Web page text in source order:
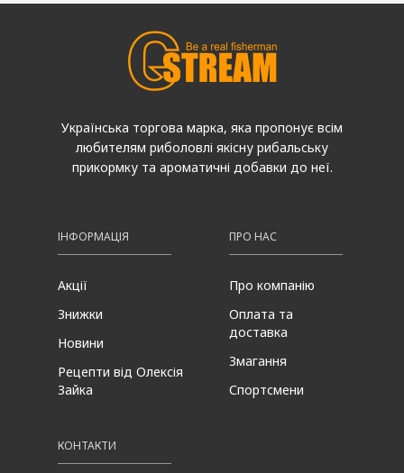
Українська торгова марка, яка пропонує всім
любителям риболовлі якісну рибальську
прикормку та ароматичні добавки до неї.
ІНФОРМАЦІЯ
Акції
Знижки
Новини
Рецепти від Олексія
Зайка
ПРО НАС
Про компанію
Оплата та
доставка
Змагання
Спортсмени
КОНТАКТИ